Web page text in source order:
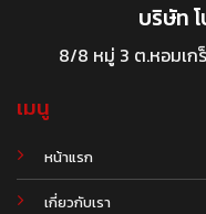
บริษัท
8/8 หมู่ 3 ต.หอมเก
เมนู
หน้าแรก
เกี่ยวกับเรา